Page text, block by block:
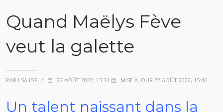
Quand Maëlys Fève
veut la galette
PAR LSA IDF / 22 AOÛT 2022, 15:34 MISE À JOUR 22 AOÛT 2022, 15:46
Un talent naissant dans la